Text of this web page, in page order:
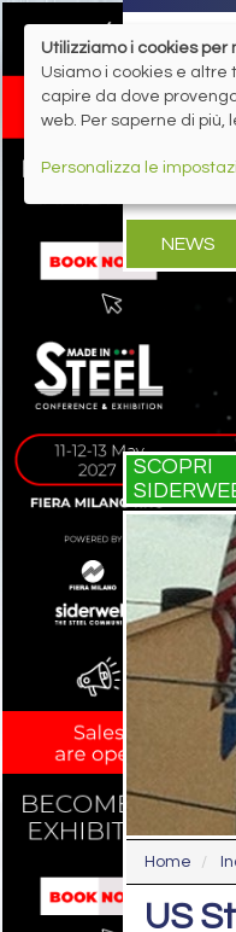
NEWS
SCOPRI
Home
US
Utilizziamo i cookies
Usiamo i cookies e
capire da dove
web. Per saperne di più,
Personalizza le